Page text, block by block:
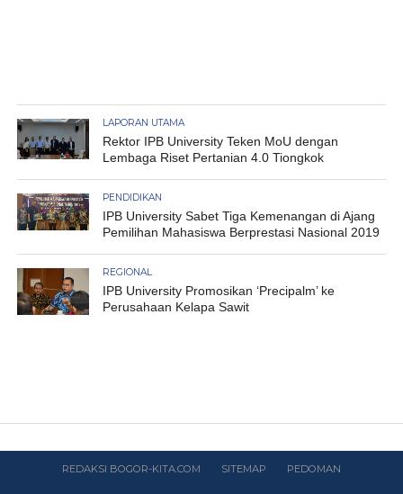
LAPORAN UTAMA
Rektor IPB University Teken MoU dengan
Lembaga Riset Pertanian 4.0 Tiongkok
PENDIDIKAN
IPB University Sabet Tiga Kemenangan di Ajang
Pemilihan Mahasiswa Berprestasi Nasional 2019
REGIONAL
IPB University Promosikan ‘Precipalm’ ke
Perusahaan Kelapa Sawit
REDAKSI BOGOR-KITA.COM SITEMAP PEDOMAN